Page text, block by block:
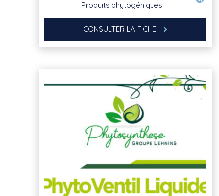
Produits phytogéniques
CONSULTER LA FICHE